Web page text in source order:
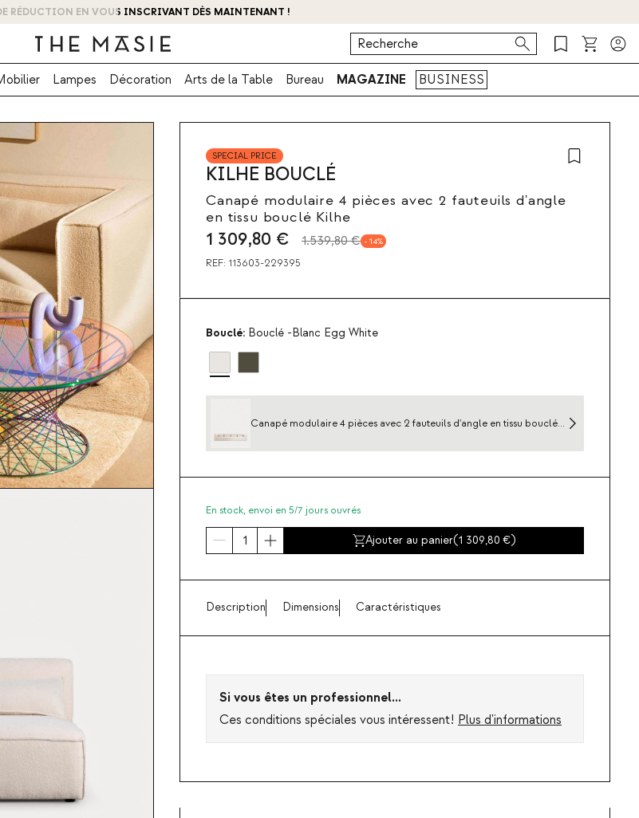
RÉDUCTION EN VOUS INSCRIVANT DÈS MAINTENANT !
Lampes Décoration Arts de la Table Bureau MAGAZINE BUSINESS
SPECIAL PRICE
KILHE BOUCLÉ
Canapé modulaire 4 pièces avec 2 fauteuils d'angle
en tissu bouclé Kilhe
1 309,80 € 1.539,80 € 14
REF: 113603-229395
Bouclé: Bouclé -Blanc Egg White
Canapé modulaire 4 pièces avec 2 fauteuils d'angle en tissu bouclé
En stock, envoi en 5/7 jours ouvrés
Ajouter au panier(1 309,80 )
Description Dimensions Caractéristiques
Si vous êtes un professionnel...
Ces conditions spéciales vous intéressent! Plus d'informations